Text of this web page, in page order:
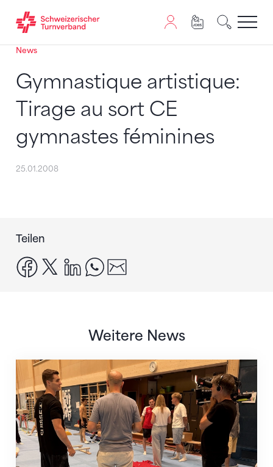
Zum Inhalt springen
Zur Sitemap navigieren
Zum Navigieren dieser Seite wird JavaScript benötigt.
News
Gymnastique artistique:
Tirage au sort CE
gymnastes féminines
25.01.2008
Teilen
facebook
x linkedinwhatsapp
Weitere News
Mit klaren Zielen nach Zagreb